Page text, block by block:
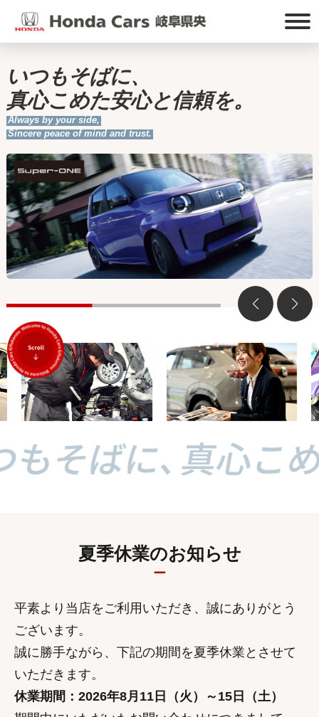
いつもそばに、
真心こめた安心と信頼を。
Always by your side,
Sincere peace of mind and trust.
夏季休業のお知らせ
平素より当店をご利用いただき、誠にありがとう
ございます。
誠に勝手ながら、下記の期間を夏季休業とさせて
いただきます。
休業期間：2026年8月11日（火）～15日（土）